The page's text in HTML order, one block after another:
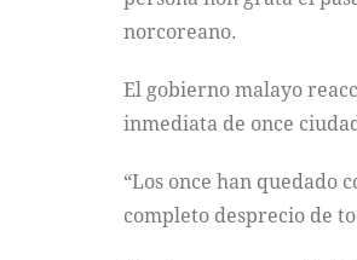
norcoreano.
El gobierno malayo
inmediata de once
“Los once han quedado
completo desprecio de